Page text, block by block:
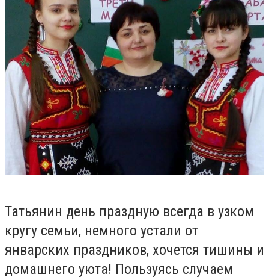
Татьянин день праздную всегда в узком
кругу семьи, немного устали от
январских праздников, хочется тишины и
домашнего уюта! Пользуясь случаем